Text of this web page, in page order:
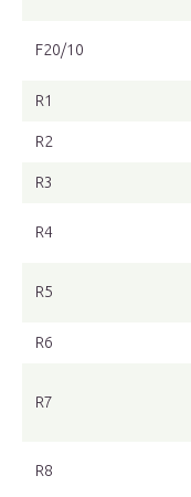
F20/10
R1
R2
R3
R4
R5
R6
R7
R8